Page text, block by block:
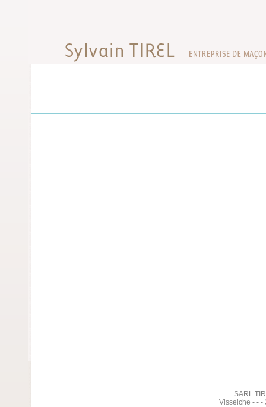
SARL
Visseiche - - -